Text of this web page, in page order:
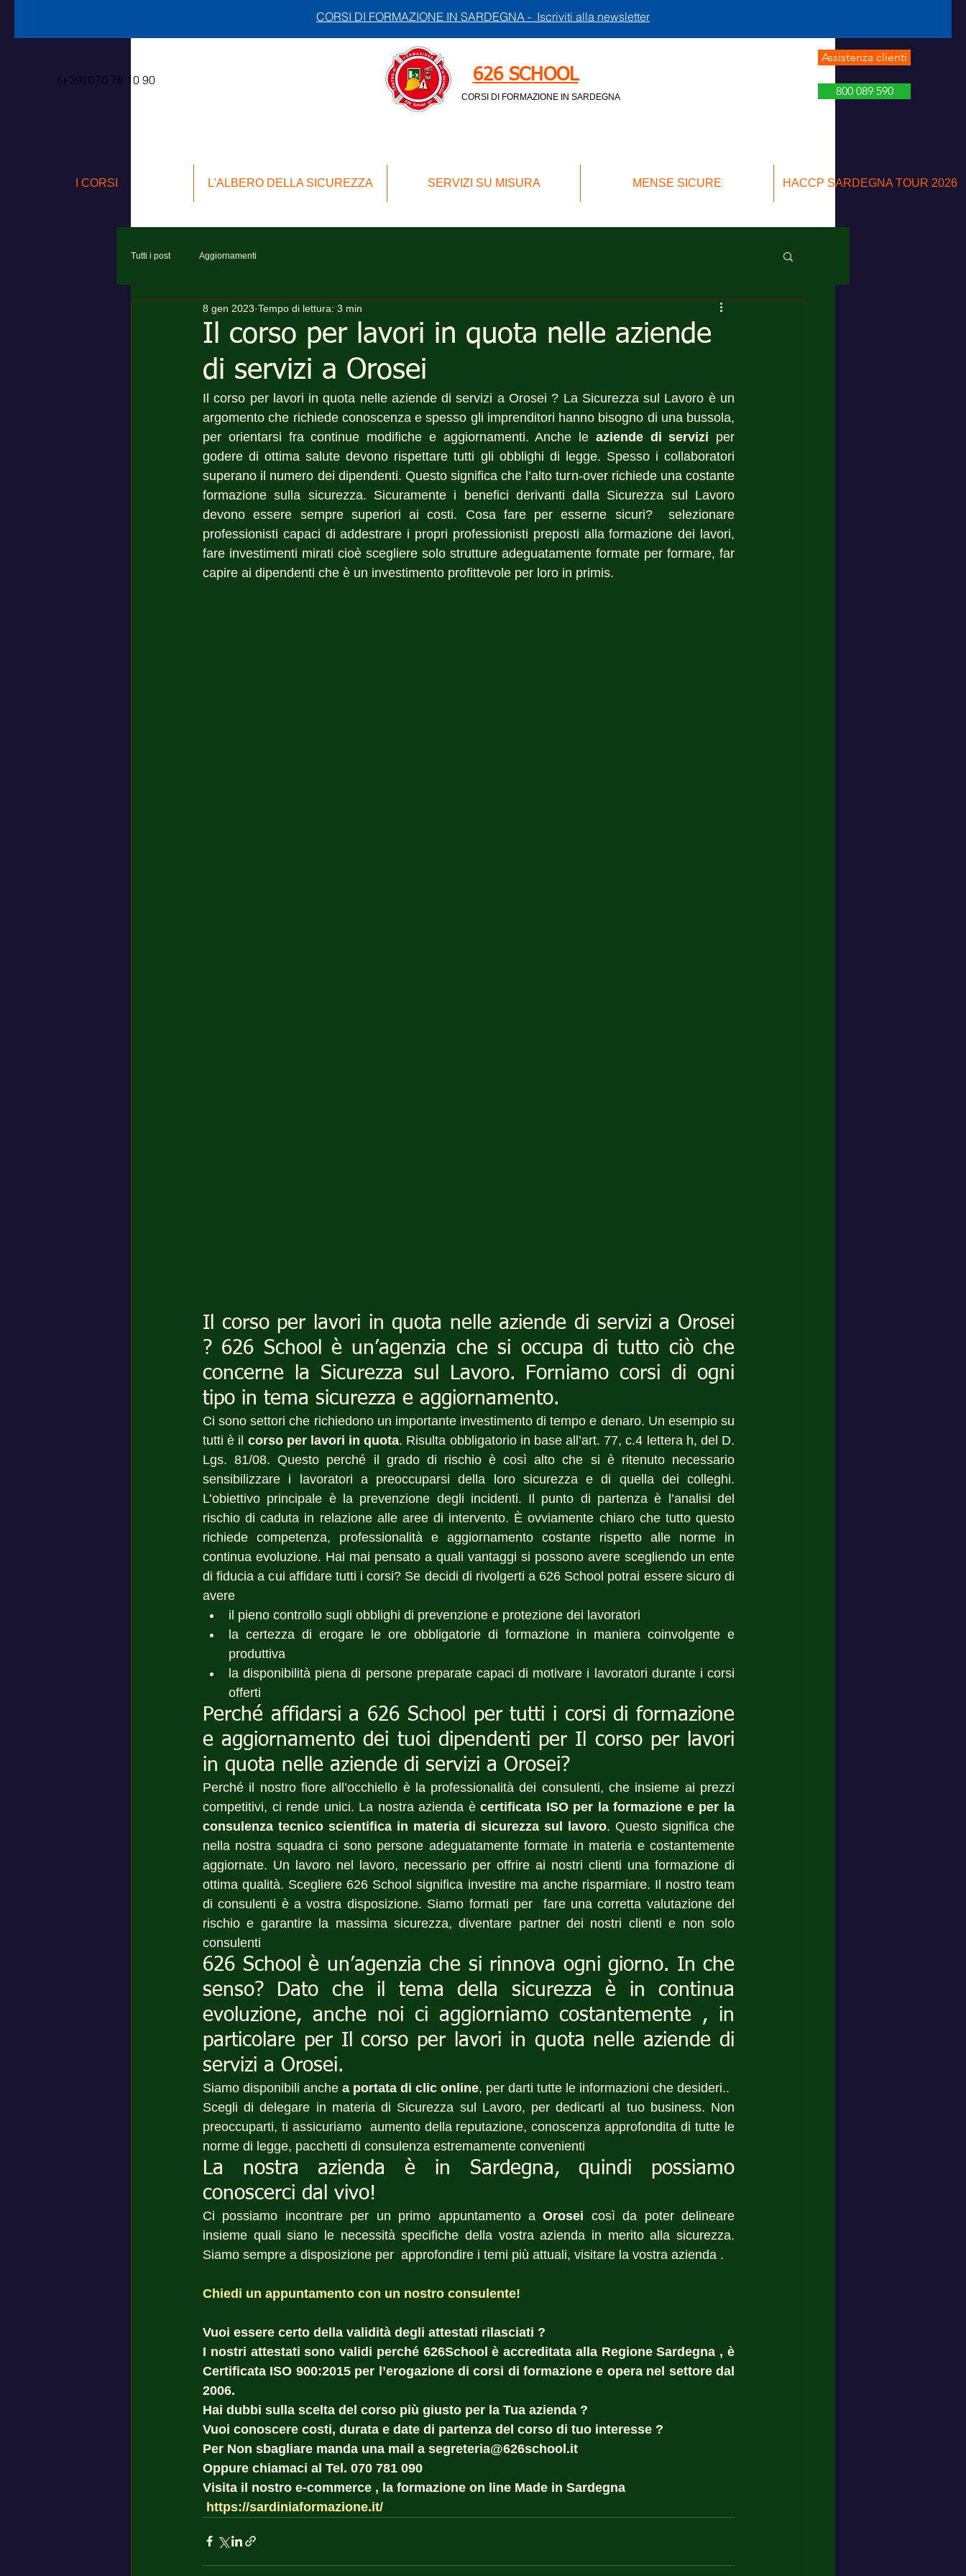
CORSI DI FORMAZIONE IN SARDEGNA - Iscriviti alla newsletter
(+39) 070 78 10 90 626 SCHOOL
CORSI DI FORMAZIONE IN SARDEGNA
Assistenza clienti
800 089 590
I CORSI L'ALBERO DELLA SICUREZZA SERVIZI SU MISURA MENSE SICURE HACCP SARDEGNA TOUR 2026
Tutti i post Aggiornamenti
Il corso per lavori in quota nelle aziende
di servizi a Orosei
8 gen 2023 Tempo di lettura: 3 min
Il corso per lavori in quota nelle aziende di servizi a Orosei ? La Sicurezza sul Lavoro è un
argomento che richiede conoscenza e spesso gli imprenditori hanno bisogno di una bussola,
per orientarsi fra continue modifiche e aggiornamenti. Anche le aziende di servizi per
godere di ottima salute devono rispettare tutti gli obblighi di legge. Spesso i collaboratori
superano il numero dei dipendenti. Questo significa che l’alto turn-over richiede una costante
formazione sulla sicurezza. Sicuramente i benefici derivanti dalla Sicurezza sul Lavoro
devono essere sempre superiori ai costi. Cosa fare per esserne sicuri?  selezionare
professionisti capaci di addestrare i propri professionisti preposti alla formazione dei lavori,
fare investimenti mirati cioè scegliere solo strutture adeguatamente formate per formare, far
capire ai dipendenti che è un investimento profittevole per loro in primis.
Il corso per lavori in quota nelle aziende di servizi a Orosei
? 626 School è un’agenzia che si occupa di tutto ciò che
concerne la Sicurezza sul Lavoro. Forniamo corsi di ogni
tipo in tema sicurezza e aggiornamento.
Ci sono settori che richiedono un importante investimento di tempo e denaro. Un esempio su
tutti è il corso per lavori in quota. Risulta obbligatorio in base all’art. 77, c.4 lettera h, del D.
Lgs. 81/08. Questo perché il grado di rischio è così alto che si è ritenuto necessario
sensibilizzare i lavoratori a preoccuparsi della loro sicurezza e di quella dei colleghi.
L’obiettivo principale è la prevenzione degli incidenti. Il punto di partenza è l’analisi del
rischio di caduta in relazione alle aree di intervento. È ovviamente chiaro che tutto questo
richiede competenza, professionalità e aggiornamento costante rispetto alle norme in
continua evoluzione. Hai mai pensato a quali vantaggi si possono avere scegliendo un ente
di fiducia a cui affidare tutti i corsi? Se decidi di rivolgerti a 626 School potrai essere sicuro di
avere
il pieno controllo sugli obblighi di prevenzione e protezione dei lavoratori
la certezza di erogare le ore obbligatorie di formazione in maniera coinvolgente e
produttiva
la disponibilità piena di persone preparate capaci di motivare i lavoratori durante i corsi
offerti
Perché affidarsi a 626 School per tutti i corsi di formazione
e aggiornamento dei tuoi dipendenti per Il corso per lavori
in quota nelle aziende di servizi a Orosei?
Perché il nostro fiore all’occhiello è la professionalità dei consulenti, che insieme ai prezzi
competitivi, ci rende unici. La nostra azienda è certificata ISO per la formazione e per la
consulenza tecnico scientifica in materia di sicurezza sul lavoro. Questo significa che
nella nostra squadra ci sono persone adeguatamente formate in materia e costantemente
aggiornate. Un lavoro nel lavoro, necessario per offrire ai nostri clienti una formazione di
ottima qualità. Scegliere 626 School significa investire ma anche risparmiare. Il nostro team
di consulenti è a vostra disposizione. Siamo formati per  fare una corretta valutazione del
rischio e garantire la massima sicurezza, diventare partner dei nostri clienti e non solo
consulenti
626 School è un’agenzia che si rinnova ogni giorno. In che
senso? Dato che il tema della sicurezza è in continua
evoluzione, anche noi ci aggiorniamo costantemente , in
particolare per Il corso per lavori in quota nelle aziende di
servizi a Orosei.
Siamo disponibili anche a portata di clic online, per darti tutte le informazioni che desideri..
Scegli di delegare in materia di Sicurezza sul Lavoro, per dedicarti al tuo business. Non
preoccuparti, ti assicuriamo  aumento della reputazione, conoscenza approfondita di tutte le
norme di legge, pacchetti di consulenza estremamente convenienti
La nostra azienda è in Sardegna, quindi possiamo
conoscerci dal vivo!
Ci possiamo incontrare per un primo appuntamento a Orosei così da poter delineare
insieme quali siano le necessità specifiche della vostra azienda in merito alla sicurezza.
Siamo sempre a disposizione per  approfondire i temi più attuali, visitare la vostra azienda .
Chiedi un appuntamento con un nostro consulente!
Vuoi essere certo della validità degli attestati rilasciati ?
I nostri attestati sono validi perché 626School è accreditata alla Regione Sardegna , è
Certificata ISO 900:2015 per l’erogazione di corsi di formazione e opera nel settore dal
2006.
Hai dubbi sulla scelta del corso più giusto per la Tua azienda ?
Vuoi conoscere costi, durata e date di partenza del corso di tuo interesse ?
Per Non sbagliare manda una mail a segreteria@626school.it
Oppure chiamaci al Tel. 070 781 090
Visita il nostro e-commerce , la formazione on line Made in Sardegna
https://sardiniaformazione.it/